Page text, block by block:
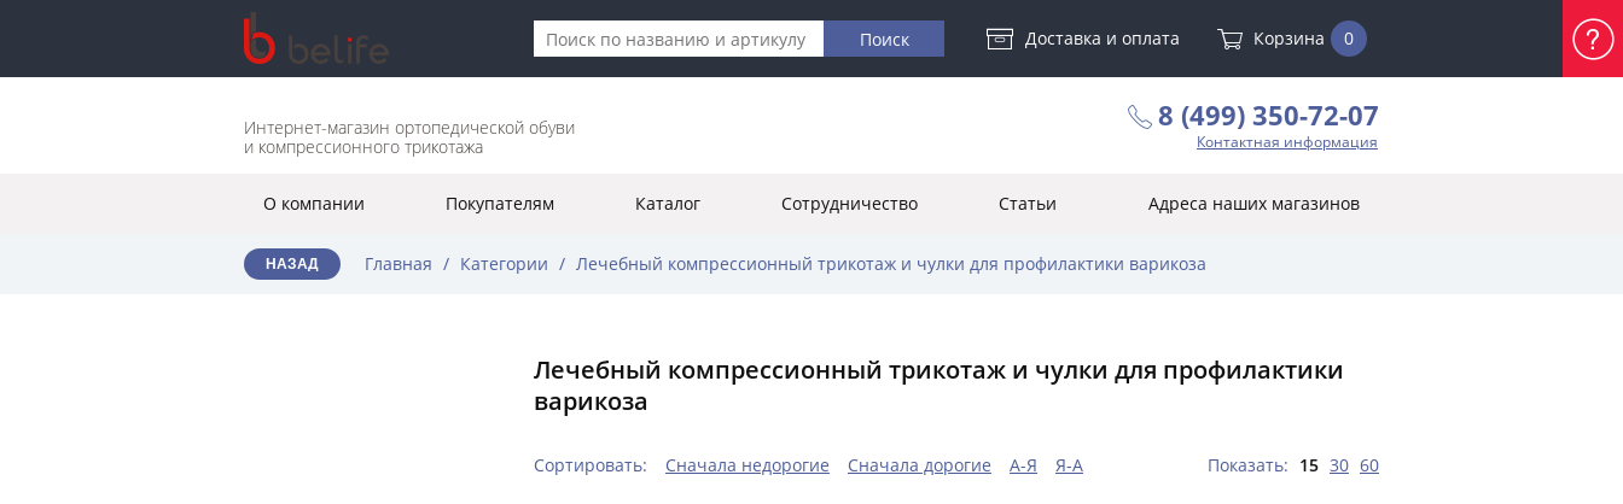
Доставка и оплата Корзина 0
Интернет-магазин ортопедической обуви
и компрессионного трикотажа
8 (499) 350-72-07
Контактная информация
О компании Покупателям Каталог Сотрудничество Статьи Адреса наших магазинов
НАЗАД Главная / Категории / Лечебный компрессионный трикотаж и чулки для профилактики варикоза
Лечебный компрессионный трикотаж и чулки для профилактики
варикоза
Сортировать: Сначала недорогие Сначала дорогие А-Я Я-А Показать: 15 30 60